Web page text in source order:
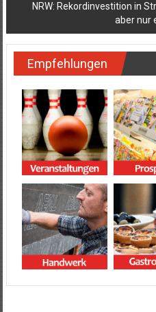
NRW: Rekordinvestition in
aber nur
Empfehlungen